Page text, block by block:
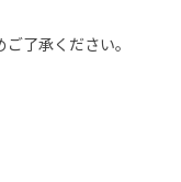
了承ください。